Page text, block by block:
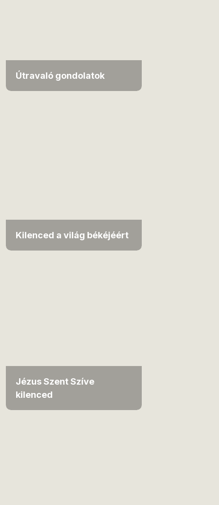
Útravaló gondolatok
Kilenced a világ békéjéért
Jézus Szent Szíve
kilenced